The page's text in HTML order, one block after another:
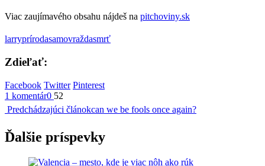
Viac zaujímavého obsahu nájdeš na pitchoviny.sk
larryprírodasamovraždasmrť
Zdieľať:
Facebook Twitter Pinterest
1 komentár0 52
Predchádzajúci článokcan we be fools once again?
Ďalšie príspevky